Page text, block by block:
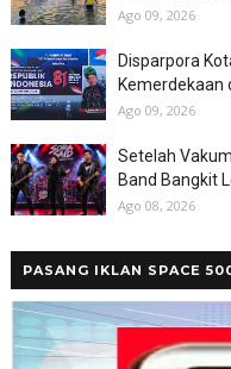
Ago 09, 2026
Disparpora
Kemerdekaan
Ago 09, 2026
Setelah
Band Bangkit
Ago 08, 2026
PASANG IKLAN SPACE